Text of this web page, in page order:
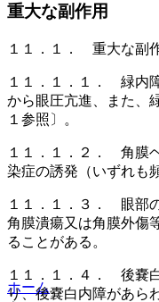
重大な副作用
１１．１． 重大な副
１１．１．１． 緑内
から眼圧亢進、また、
１参照〕。
１１．１．２． 角膜
染症の誘発（いずれも
１１．１．３． 眼部
角膜潰瘍又は角膜外傷
ることがある。
１１．１．４． 後嚢
り、後嚢白内障があら
ホーム